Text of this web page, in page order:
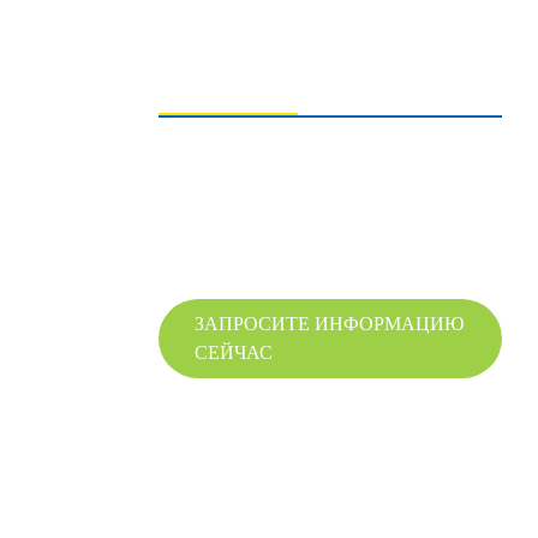
ЗАПРОСИТЕ ИНФОРМАЦИЮ
СЕЙЧАС